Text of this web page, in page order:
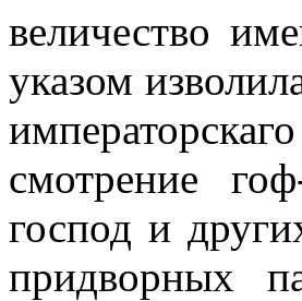
величество
указом
смотрение
господ и
придворных